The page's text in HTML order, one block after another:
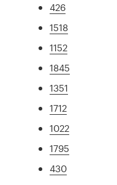
426
1518
1152
1845
1351
1712
1022
1795
430